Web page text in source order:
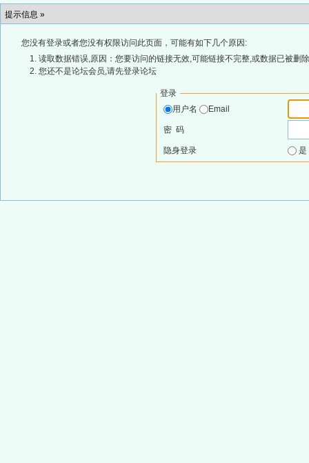
提示信息 »
您没有登录或者您没有权限访问此页面，可能有如下几个原因:
读取数据错误,原因：您要访问的链接无效,可能链接不完整,或数据已被删
您还不是论坛会员,请先登录论坛
登录
用户名
Email
密 码
隐身登录